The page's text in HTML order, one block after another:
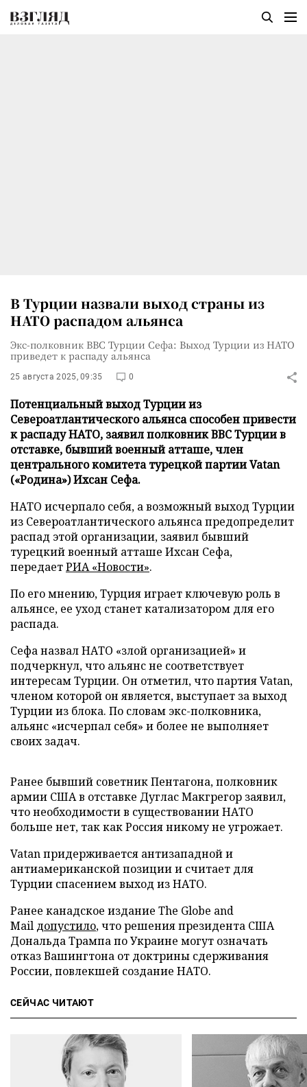
В Турции назвали выход страны из
НАТО распадом альянса
Экс-полковник ВВС Турции Сефа: Выход Турции из НАТО
приведет к распаду альянса
25 августа 2025, 09:35 0
Потенциальный выход Турции из
Североатлантического альянса способен привести
к распаду НАТО, заявил полковник ВВС Турции в
отставке, бывший военный атташе, член
центрального комитета турецкой партии Vatan
(«Родина») Ихсан Сефа.
НАТО исчерпало себя, а возможный выход Турции
из Североатлантического альянса предопределит
распад этой организации, заявил бывший
турецкий военный атташе Ихсан Сефа,
передаетРИА «Новости».
По его мнению, Турция играет ключевую роль в
альянсе, ее уход станет катализатором для его
распада.
Сефа назвал НАТО «злой организацией» и
подчеркнул, что альянс не соответствует
интересам Турции. Он отметил, что партия Vatan,
членом которой он является, выступает за выход
Турции из блока. По словам экс-полковника,
альянс «исчерпал себя» и более не выполняет
своих задач.
Ранее бывший советник Пентагона, полковник
армии США в отставке Дуглас Макгрегор заявил,
что необходимости в существовании НАТО
больше нет, так как Россия никому не угрожает.
Vatan придерживается антизападной и
антиамериканской позиции и считает для
Турции спасением выход из НАТО.
Ранее канадское издание The Globe and
Mail допустило, что решения президента США
Дональда Трампа по Украине могут означать
отказ Вашингтона от доктрины сдерживания
России, повлекшей создание НАТО.
СЕЙЧАС ЧИТАЮТ